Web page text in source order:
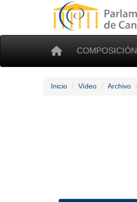
COMPOSICIÓN
Inicio Vídeo Archivo